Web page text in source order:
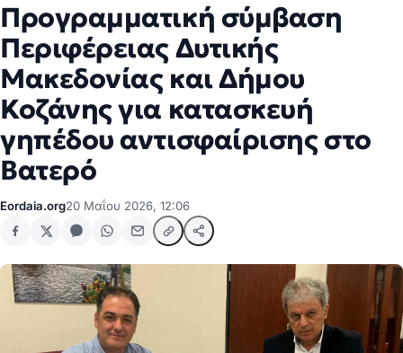
Προγραμματική σύμβαση
Περιφέρειας Δυτικής
Μακεδονίας και Δήμου
Κοζάνης για κατασκευή
γηπέδου αντισφαίρισης στο
Βατερό
Eordaia.org20 Μαΐου 2026, 12:06